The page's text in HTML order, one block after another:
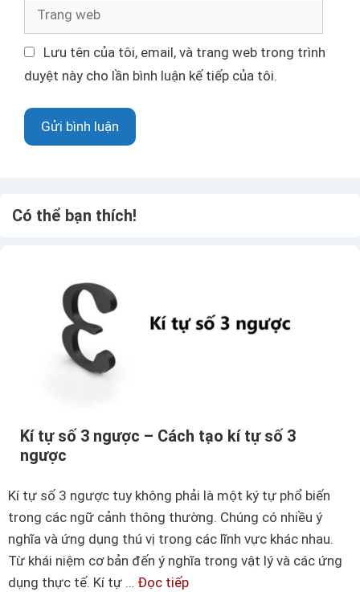
i
ệ
t
ử
a
n
w
e
Lưu tên của tôi, email, và trang web trong trình
duyệt này cho lần bình luận kế tiếp của tôi.
Có thể bạn thích!
Kí tự số 3 ngược – Cách tạo kí tự số 3
ngược
Kí tự số 3 ngược tuy không phải là một ký tự phổ biến
trong các ngữ cảnh thông thường. Chúng có nhiều ý
nghĩa và ứng dụng thú vị trong các lĩnh vực khác nhau.
Từ khái niệm cơ bản đến ý nghĩa trong vật lý và các ứng
dụng thực tế. Kí tự … Đọc tiếp